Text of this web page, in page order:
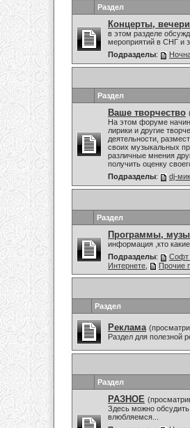
Раздел
Концерты,
в этом разделе
мероприятий в СНГ и
Подразделы:
Раздел
Ваше творчество
На этом форуме
лирики и другие
деятельности,
своих музыкальных
различные мнения
получить оценку
Подразделы: dj-
Раздел
Программы,
информация ,кто
Подразделы: Софт
Интернете
Прочие
Раздел
Реклама
Раздел для полезной
Раздел
РАЗНОЕ
Здесь можно
влюбляемся...